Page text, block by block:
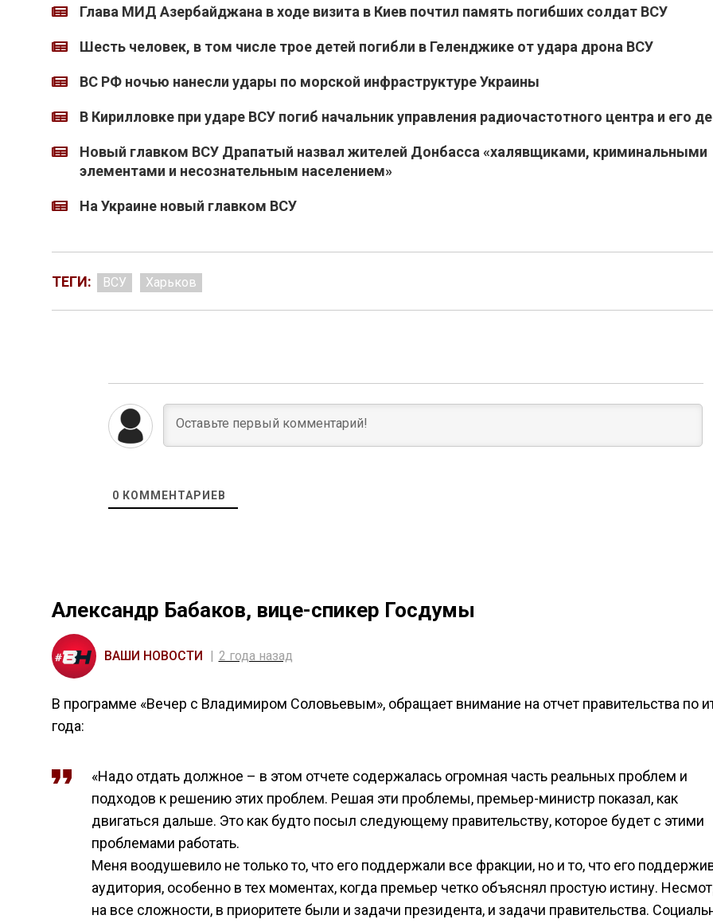
Глава МИД Азербайджана в ходе визита в Киев почтил память погибших солдат ВСУ
Шесть человек, в том числе трое детей погибли в Геленджике от удара дрона ВСУ
ВС РФ ночью нанесли удары по морской инфраструктуре Украины
В Кирилловке при ударе ВСУ погиб начальник управления радиочастотного центра и его
Новый главком ВСУ Драпатый назвал жителей Донбасса «халявщиками, криминальными
элементами и несознательным населением»
На Украине новый главком ВСУ
ТЕГИ: ВСУ Харьков
0 КОММЕНТАРИЕВ
Александр Бабаков, вице-спикер Госдумы
ВАШИ НОВОСТИ 2 года назад
В программе «Вечер с Владимиром Соловьевым», обращает внимание на отчет правительства по
года:
«Надо отдать должное – в этом отчете содержалась огромная часть реальных проблем и
подходов к решению этих проблем. Решая эти проблемы, премьер-министр показал, как
двигаться дальше. Это как будто посыл следующему правительству, которое будет с этими
проблемами работать.
Меня воодушевило не только то, что его поддержали все фракции, но и то, что его
аудитория, особенно в тех моментах, когда премьер четко объяснял простую истину.
на все сложности, в приоритете были и задачи президента, и задачи правительства.